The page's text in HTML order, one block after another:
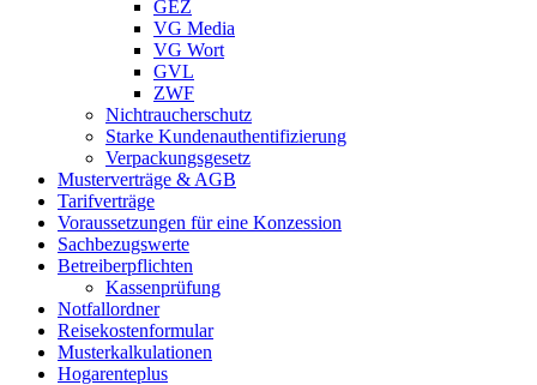
GEZ
VG Media
VG Wort
GVL
ZWF
Nichtraucherschutz
Starke Kundenauthentifizierung
Verpackungsgesetz
Musterverträge & AGB
Tarifverträge
Voraussetzungen für eine Konzession
Sachbezugswerte
Betreiberpflichten
Kassenprüfung
Notfallordner
Reisekostenformular
Musterkalkulationen
Hogarenteplus